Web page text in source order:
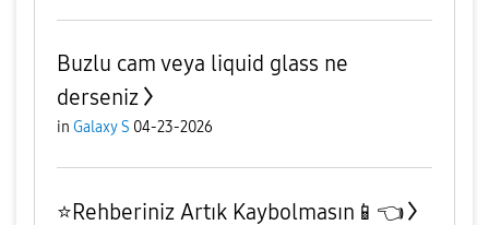
Buzlu cam veya liquid glass ne
derseniz
in Galaxy S 04-23-2026
⭐️Rehberiniz Artık Kaybolmasın📱👈